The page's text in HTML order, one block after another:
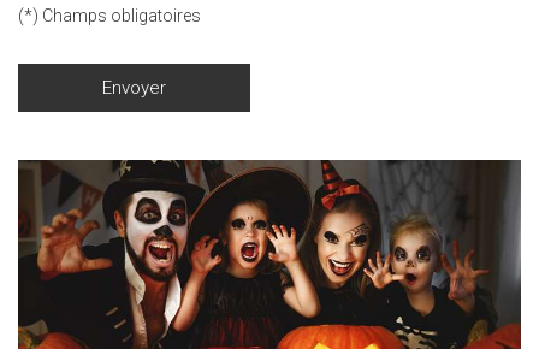
(*) Champs obligatoires
Envoyer